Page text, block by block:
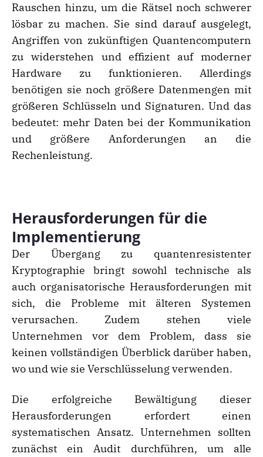
Rauschen hinzu, um die Rätsel noch schwerer
lösbar zu machen. Sie sind darauf ausgelegt,
Angriffen von zukünftigen Quantencomputern
zu widerstehen und effizient auf moderner
Hardware zu funktionieren. Allerdings
benötigen sie noch größere Datenmengen mit
größeren Schlüsseln und Signaturen. Und das
bedeutet: mehr Daten bei der Kommunikation
und größere Anforderungen an die
Rechenleistung.
Herausforderungen für die
Implementierung
Der Übergang zu quantenresistenter
Kryptographie bringt sowohl technische als
auch organisatorische Herausforderungen mit
sich, die Probleme mit älteren Systemen
verursachen. Zudem stehen viele
Unternehmen vor dem Problem, dass sie
keinen vollständigen Überblick darüber haben,
wo und wie sie Verschlüsselung verwenden.
Die erfolgreiche Bewältigung dieser
Herausforderungen erfordert einen
systematischen Ansatz. Unternehmen sollten
zunächst ein Audit durchführen, um alle